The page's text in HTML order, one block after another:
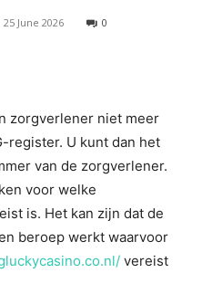
25 June 2026 0
zorgverlener niet meer
register. U kunt dan het
van de zorgverlener.
voor welke
is. Het kan zijn dat de
beroep werkt waarvoor
vereist